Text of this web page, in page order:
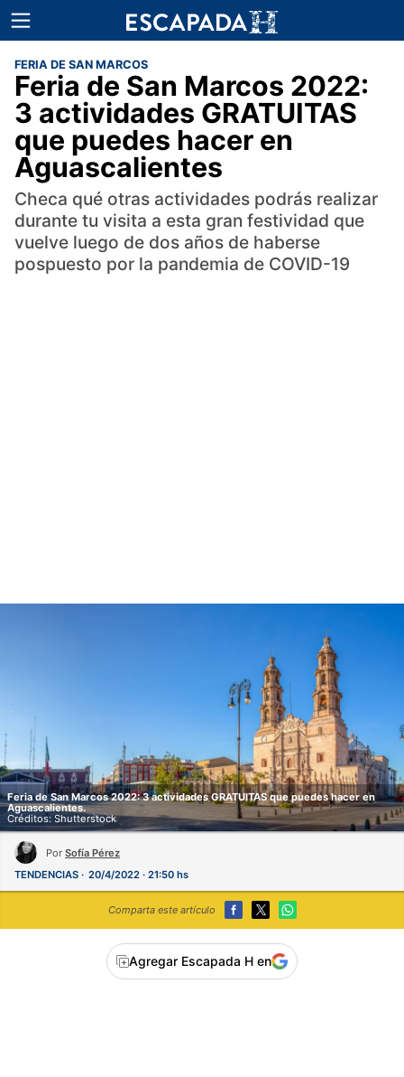
FERIA DE SAN MARCOS
Feria de San Marcos 2022:
3 actividades GRATUITAS
que puedes hacer en
Aguascalientes
Checa qué otras actividades podrás realizar
durante tu visita a esta gran festividad que
vuelve luego de dos años de haberse
pospuesto por la pandemia de COVID-19
Feria de San Marcos 2022: 3 actividades GRATUITAS que puedes hacer en
Aguascalientes.
Créditos: Shutterstock
Por Sofía Pérez
TENDENCIAS
20/4/2022 · 21:50 hs
Comparta este artículo
Agregar Escapada H en